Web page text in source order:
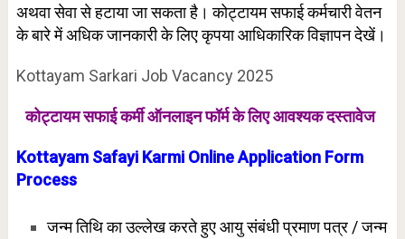
अथवा सेवा से हटाया जा सकता है। कोट्टायम सफाई कर्मचारी वेतन
के बारे में अधिक जानकारी के लिए कृपया आधिकारिक विज्ञापन देखें।
Kottayam Sarkari Job Vacancy 2025
कोट्टायम सफाई कर्मी ऑनलाइन फॉर्म के लिएआवश्यक दस्तावेज
Kottayam Safayi Karmi Online Application Form
Process
जन्म तिथि का उल्लेख करते हुए आयु संबंधी प्रमाण पत्र / जन्म